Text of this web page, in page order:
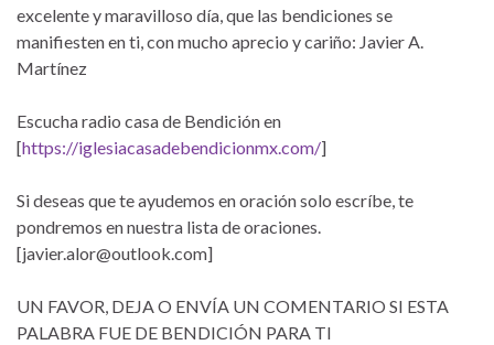
excelente y maravilloso día, que las bendiciones se
manifiesten en ti, con mucho aprecio y cariño: Javier A.
Martínez
Escucha radio casa de Bendición en
[https://iglesiacasadebendicionmx.com/]
Si deseas que te ayudemos en oración solo escríbe, te
pondremos en nuestra lista de oraciones.
[javier.alor@outlook.com]
UN FAVOR, DEJA O ENVÍA UN COMENTARIO SI ESTA
PALABRA FUE DE BENDICIÓN PARA TI